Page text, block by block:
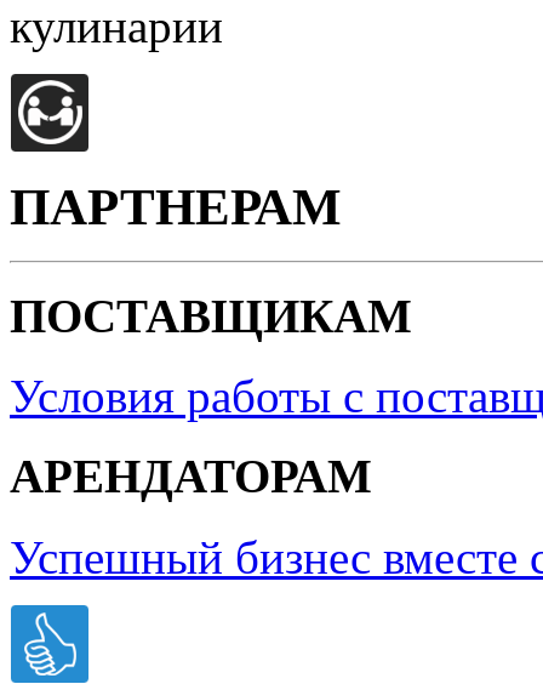
кулинарии
ПАРТНЕРАМ
ПОСТАВЩИКАМ
Условия работы с
АРЕНДАТОРАМ
Успешный бизнес вместе